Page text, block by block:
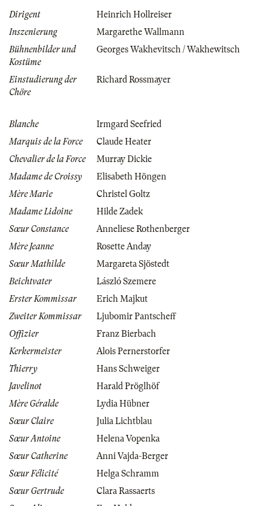
Dirigent
Heinrich Hollreiser
Inszenierung
Margarethe Wallmann
Bühnenbilder und
Kostüme
Georges Wakhevitsch / Wakhewitsch
Einstudierung der
Chöre
Richard Rossmayer
Blanche
Irmgard Seefried
Marquis de la Force
Claude Heater
Chevalier de la Force
Murray Dickie
Madame de Croissy
Elisabeth Höngen
Mère Marie
Christel Goltz
Madame Lidoine
Hilde Zadek
Sœur Constance
Anneliese Rothenberger
Mère Jeanne
Rosette Anday
Sœur Mathilde
Margareta Sjöstedt
Beichtvater
László Szemere
Erster Kommissar
Erich Majkut
Zweiter Kommissar
Ljubomir Pantscheff
Offizier
Franz Bierbach
Kerkermeister
Alois Pernerstorfer
Thierry
Hans Schweiger
Javelinot
Harald Pröglhöf
Mère Géralde
Lydia Hübner
Sœur Claire
Julia Lichtblau
Sœur Antoine
Helena Vopenka
Sœur Catherine
Anni Vajda-Berger
Sœur Félicité
Helga Schramm
Sœur Gertrude
Clara Rassaerts